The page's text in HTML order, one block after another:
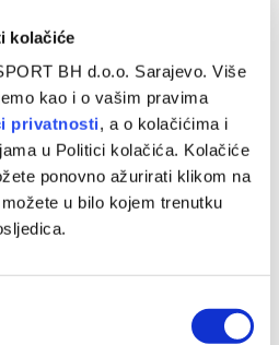
kolačiće
BH d.o.o. Sarajevo. Više
kao i o vašim pravima
privatnosti, a o kolačićima i
u Politici kolačića. Kolačiće
ponovno ažurirati klikom na
u bilo kojem trenutku